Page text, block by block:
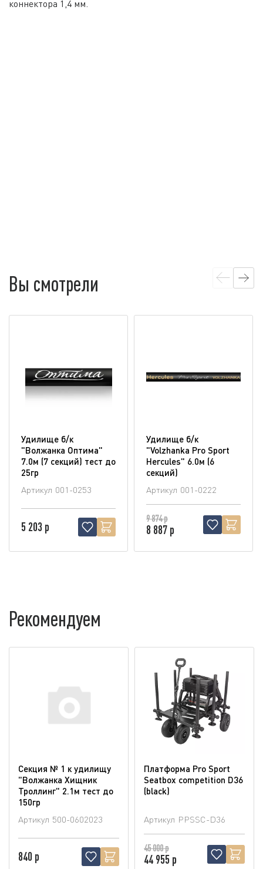
коннектора 1,4 мм.
Вы смотрели
Удилище б/к
"Волжанка Оптима"
7.0м (7 секций) тест до
25гр
Артикул 001-0253
5 203 р
Удилище б/к
"Volzhanka Pro Sport
Hercules" 6.0м (6
секций)
Артикул 001-0222
9 874 р
8 887 р
Рекомендуем
Секция № 1 к удилищу
"Волжанка Хищник
Троллинг" 2.1м тест до
150гр
Артикул 500-0602023
840 р
Платформа Pro Sport
Seatbox competition D36
(blaсk)
Артикул PPSSC-D36
45 000 р
44 955 р